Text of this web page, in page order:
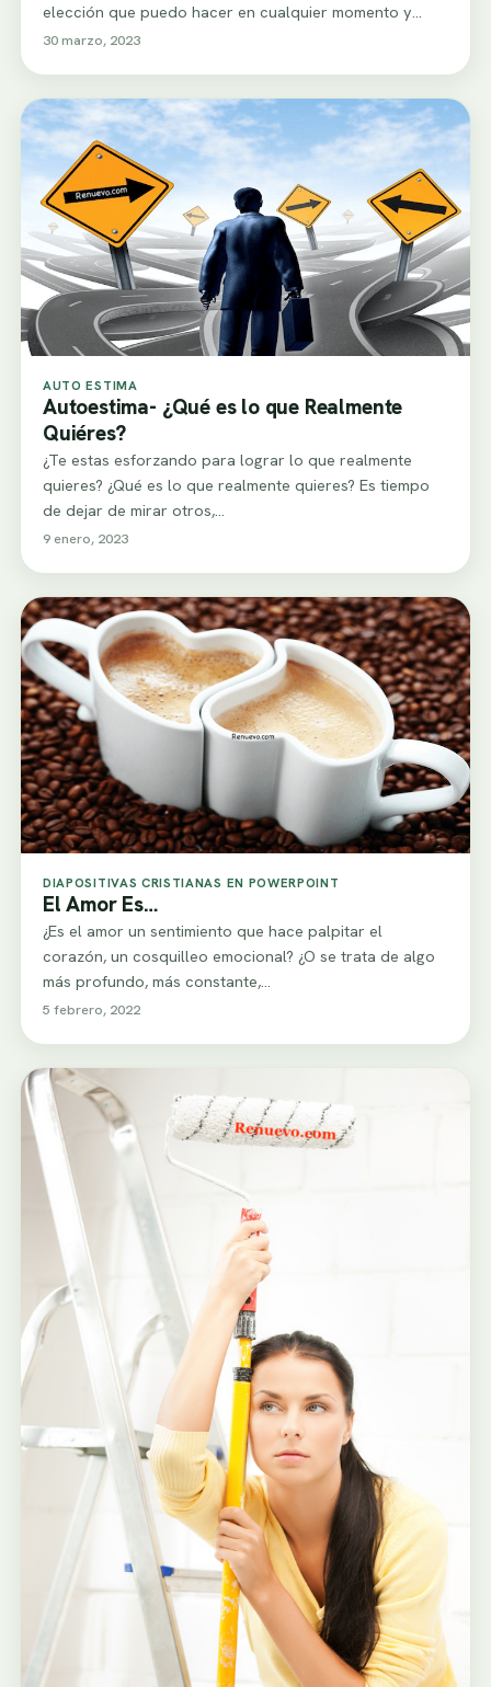
elección que puedo hacer en cualquier momento y…
30 marzo, 2023
AUTO ESTIMA
Autoestima- ¿Qué es lo que Realmente
Quiéres?
¿Te estas esforzando para lograr lo que realmente
quieres? ¿Qué es lo que realmente quieres? Es tiempo
de dejar de mirar otros,…
9 enero, 2023
DIAPOSITIVAS CRISTIANAS EN POWERPOINT
El Amor Es…
¿Es el amor un sentimiento que hace palpitar el
corazón, un cosquilleo emocional? ¿O se trata de algo
más profundo, más constante,…
5 febrero, 2022